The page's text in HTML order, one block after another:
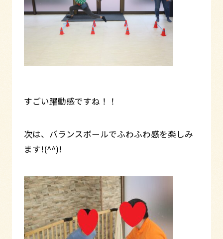
すごい躍動感ですね！！
次は、バランスボールでふわふわ感を楽しみ
ます!(^^)!